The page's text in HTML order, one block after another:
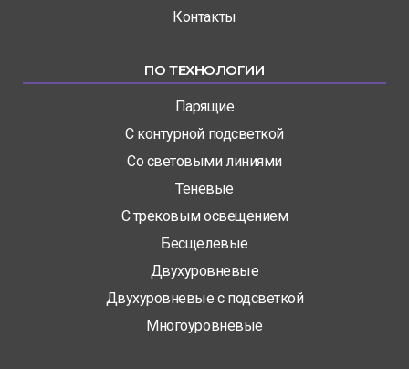
Контакты
ПО ТЕХНОЛОГИИ
Парящие
С контурной подсветкой
Со световыми линиями
Теневые
С трековым освещением
Бесщелевые
Двухуровневые
Двухуровневые с подсветкой
Многоуровневые